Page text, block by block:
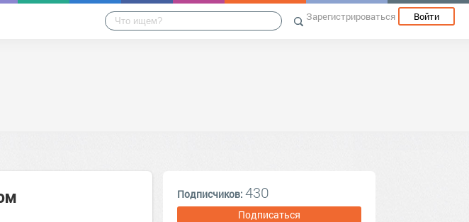
Зарегистрироваться Войти
Подписчиков: 430
Подписаться